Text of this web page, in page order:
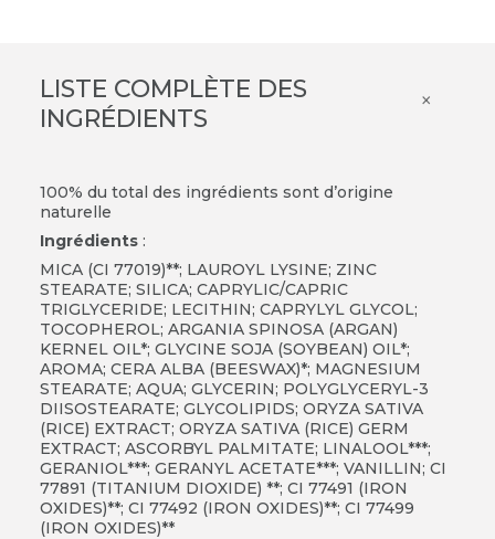
LISTE COMPLÈTE DES
INGRÉDIENTS
×
100% du total des ingrédients sont d’origine
naturelle
Ingrédients:
MICA (CI 77019)**; LAUROYL LYSINE; ZINC
STEARATE; SILICA; CAPRYLIC/CAPRIC
TRIGLYCERIDE; LECITHIN; CAPRYLYL GLYCOL;
TOCOPHEROL; ARGANIA SPINOSA (ARGAN)
KERNEL OIL*; GLYCINE SOJA (SOYBEAN) OIL*;
AROMA; CERA ALBA (BEESWAX)*; MAGNESIUM
STEARATE; AQUA; GLYCERIN; POLYGLYCERYL-3
DIISOSTEARATE; GLYCOLIPIDS; ORYZA SATIVA
(RICE) EXTRACT; ORYZA SATIVA (RICE) GERM
EXTRACT; ASCORBYL PALMITATE; LINALOOL***;
GERANIOL***; GERANYL ACETATE***; VANILLIN; CI
77891 (TITANIUM DIOXIDE) **; CI 77491 (IRON
OXIDES)**; CI 77492 (IRON OXIDES)**; CI 77499
(IRON OXIDES)**